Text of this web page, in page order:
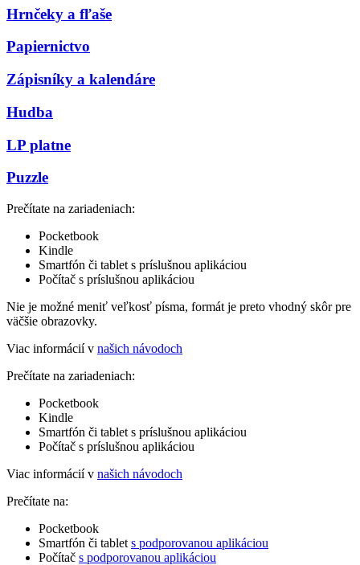
Hrnčeky a fľaše
Papiernictvo
Zápisníky a kalendáre
Hudba
LP platne
Puzzle
Prečítate na zariadeniach:
Pocketbook
Kindle
Smartfón či tablet s príslušnou aplikáciou
Počítač s príslušnou aplikáciou
Nie je možné meniť veľkosť písma, formát je preto vhodný skôr pre
väčšie obrazovky.
Viac informácií v našich návodoch
Prečítate na zariadeniach:
Pocketbook
Kindle
Smartfón či tablet s príslušnou aplikáciou
Počítač s príslušnou aplikáciou
Viac informácií v našich návodoch
Prečítate na:
Pocketbook
Smartfón či tablet s podporovanou aplikáciou
Počítač s podporovanou aplikáciou